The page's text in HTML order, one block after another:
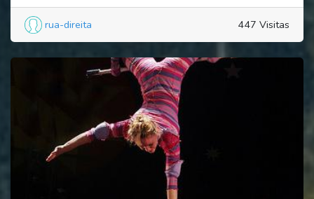
rua-direita 447 Visitas